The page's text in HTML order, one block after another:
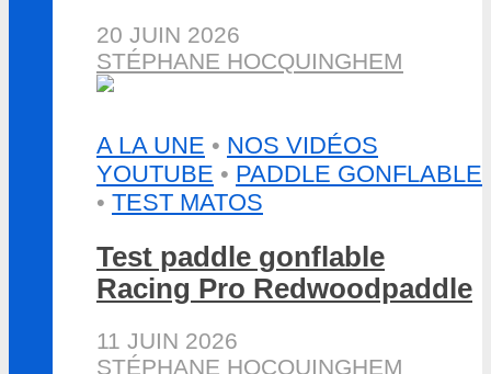
20 JUIN 2026
STÉPHANE HOCQUINGHEM
A LA UNE • NOS VIDÉOS
YOUTUBE • PADDLE GONFLABLE
• TEST MATOS
Test paddle gonflable
Racing Pro Redwoodpaddle
11 JUIN 2026
STÉPHANE HOCQUINGHEM